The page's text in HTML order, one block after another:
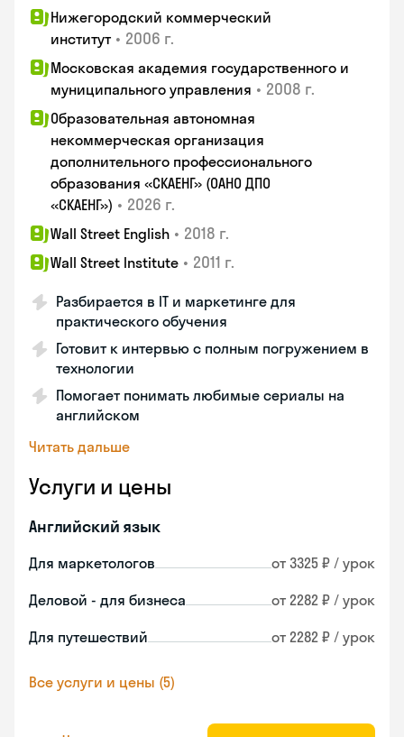
Нижегородский коммерческий
институт • 2006 г.
Московская академия государственного и
муниципального управления • 2008 г.
Образовательная автономная
некоммерческая организация
дополнительного профессионального
образования «СКАЕНГ» (ОАНО ДПО
«СКАЕНГ») • 2026 г.
Wall Street English • 2018 г.
Wall Street Institute • 2011 г.
Разбирается в IT и маркетинге для
практического обучения
Готовит к интервью с полным погружением в
технологии
Помогает понимать любимые сериалы на
английском
Читать дальше
Услуги и цены
Английский язык
Для маркетологов от 3325 ₽ / урок
Деловой - для бизнеса от 2282 ₽ / урок
Для путешествий от 2282 ₽ / урок
Все услуги и цены (5)